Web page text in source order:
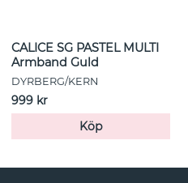
CALICE SG PASTEL MULTI
Armband Guld
DYRBERG/KERN
999 kr
Köp